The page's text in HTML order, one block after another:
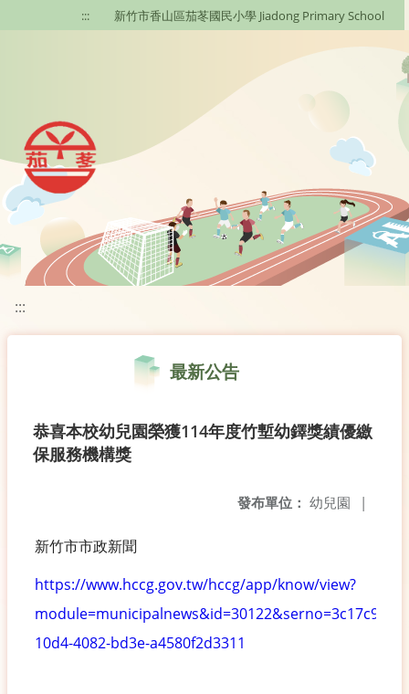
移至網頁之主要內容區位置
::: 新竹市香山區茄苳國民小學 Jiadong Primary School
:::
最新公告
恭喜本校幼兒園榮獲114年度竹塹幼鐸獎績優繳
保服務機構獎
發布單位： 幼兒園 |
新竹市市政新聞
https://www.hccg.gov.tw/hccg/app/know/view?
module=municipalnews&id=30122&serno=3c17c924-
10d4-4082-bd3e-a4580f2d3311